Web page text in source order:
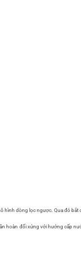
hình dòng lọc ngược. Qua đó
hoàn đối xứng với hướng cấp